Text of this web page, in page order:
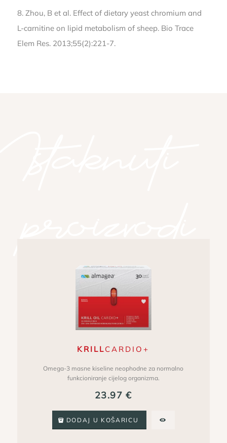
8. Zhou, B et al. Effect of dietary yeast chromium and
L-carnitine on lipid metabolism of sheep. Bio Trace
Elem Res. 2013;55(2):221-7.
proizvodi
KRILLCARDIO+
Omega-3 masne kiseline neophodne za normalno
funkcioniranje cijelog organizma.
23.97€
DODAJ U KOŠARICU